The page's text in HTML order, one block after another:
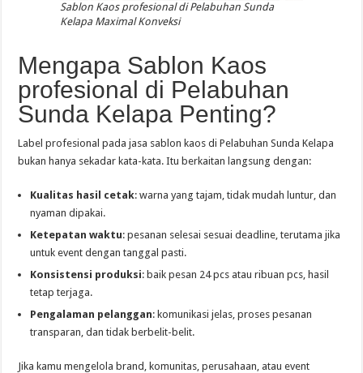
Sablon Kaos profesional di Pelabuhan Sunda
Kelapa Maximal Konveksi
Mengapa Sablon Kaos
profesional di Pelabuhan
Sunda Kelapa Penting?
Label profesional pada jasa sablon kaos di Pelabuhan Sunda Kelapa
bukan hanya sekadar kata-kata. Itu berkaitan langsung dengan:
Kualitas hasil cetak: warna yang tajam, tidak mudah luntur, dan
nyaman dipakai.
Ketepatan waktu: pesanan selesai sesuai deadline, terutama jika
untuk event dengan tanggal pasti.
Konsistensi produksi: baik pesan 24 pcs atau ribuan pcs, hasil
tetap terjaga.
Pengalaman pelanggan: komunikasi jelas, proses pesanan
transparan, dan tidak berbelit-belit.
Jika kamu mengelola brand, komunitas, perusahaan, atau event